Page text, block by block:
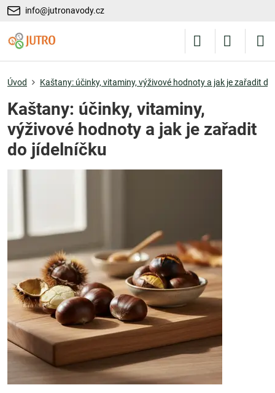
info@jutronavody.cz
Úvod Kaštany: účinky, vitaminy, výživové hodnoty a jak je zařadit
Kaštany: účinky, vitaminy,
výživové hodnoty a jak je zařadit
do jídelníčku